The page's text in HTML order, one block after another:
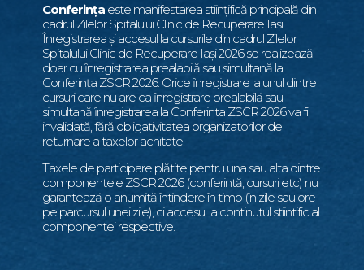
Conferința este manifestarea stiințifică principală din
cadrul Zilelor Spitalului Clinic de Recuperare Iaşi.
Înregistrarea şi accesul la cursurile din cadrul Zilelor
Spitalului Clinic de Recuperare Iași 2026 se realizează
doar cu ȋnregistrarea prealabilă sau simultană la
Conferința ZSCR 2026. Orice ȋnregistrare la unul dintre
cursuri care nu are ca ȋnregistrare prealabilă sau
simultană ȋnregistrarea la Conferinta ZSCR 2026 va fi
invalidată, fără obligativitatea organizatorilor de
returnare a taxelor achitate.
Taxele de participare plătite pentru una sau alta dintre
componentele ZSCR 2026 (conferintă, cursuri etc) nu
garantează o anumită întindere în timp (în zile sau ore
pe parcursul unei zile), ci accesul la continutul stiintific al
componentei respective.